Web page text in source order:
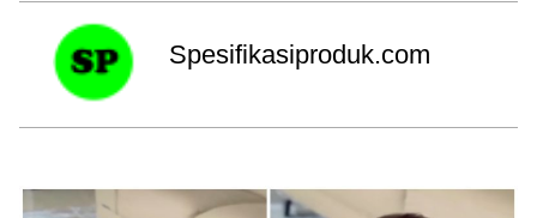
Spesifikasiproduk.com